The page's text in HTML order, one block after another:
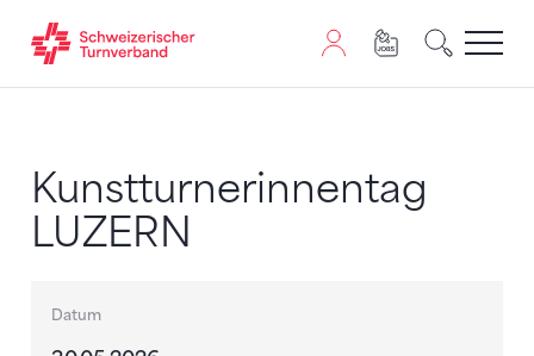
Kunstturnerinnentag
LUZERN
Datum